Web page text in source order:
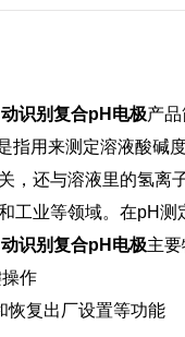
识别复合pH电极产品
指用来测定溶液酸碱
，还与溶液里的氢离
工业等领域。在pH测
识别复合pH电极主要
作
恢复出厂设置等功能